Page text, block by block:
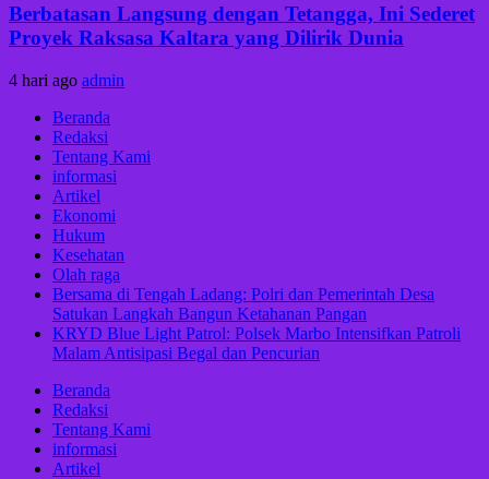
Berbatasan Langsung dengan Tetangga, Ini Sederet
Proyek Raksasa Kaltara yang Dilirik Dunia
4 hari ago admin
Beranda
Redaksi
Tentang Kami
informasi
Artikel
Ekonomi
Hukum
Kesehatan
Olah raga
Bersama di Tengah Ladang: Polri dan Pemerintah Desa
Satukan Langkah Bangun Ketahanan Pangan
KRYD Blue Light Patrol: Polsek Marbo Intensifkan Patroli
Malam Antisipasi Begal dan Pencurian
Beranda
Redaksi
Tentang Kami
informasi
Artikel